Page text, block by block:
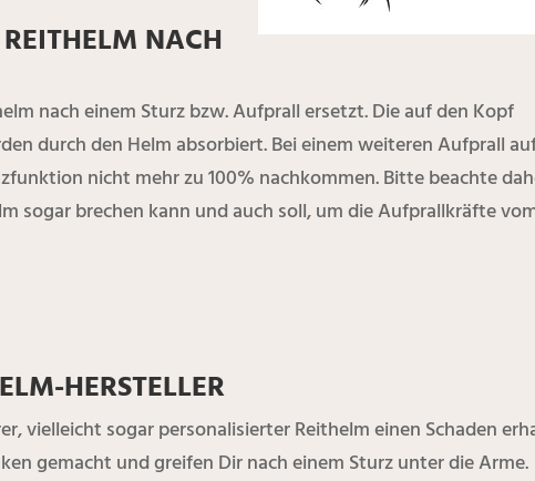
NACH
nach einem Sturz bzw. Aufprall ersetzt. Die auf den Kopf
durch den Helm absorbiert. Bei einem weiteren Aufprall
nicht mehr zu 100% nachkommen. Bitte beachte
sogar brechen kann und auch soll, um die Aufprallkräfte
HERSTELLER
vielleicht sogar personalisierter Reithelm einen Schaden
gemacht und greifen Dir nach einem Sturz unter die Arme.